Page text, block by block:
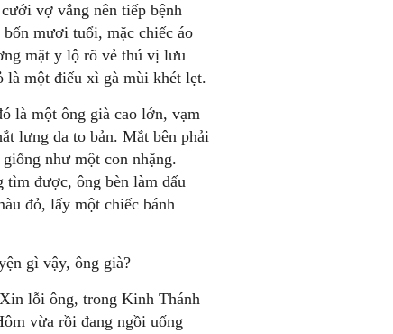
vợ vắng nên tiếp bệnh
mươi tuổi, mặc chiếc áo
mặt y lộ rõ vẻ thú vị lưu
là một điếu xì gà mùi khét lẹt.
là một ông già cao lớn, vạm
lưng da to bản. Mắt bên phải
như một con nhặng.
tìm được, ông bèn làm dấu
đỏ, lấy một chiếc bánh
gì vậy, ông già?
lỗi ông, trong Kinh Thánh
vừa rồi đang ngồi uống